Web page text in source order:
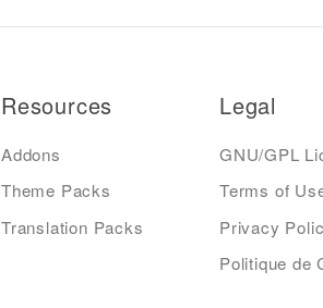
Resources
Addons
Theme Packs
Translation Packs
Legal
GNU/GPL
Terms of
Privacy
Politique de